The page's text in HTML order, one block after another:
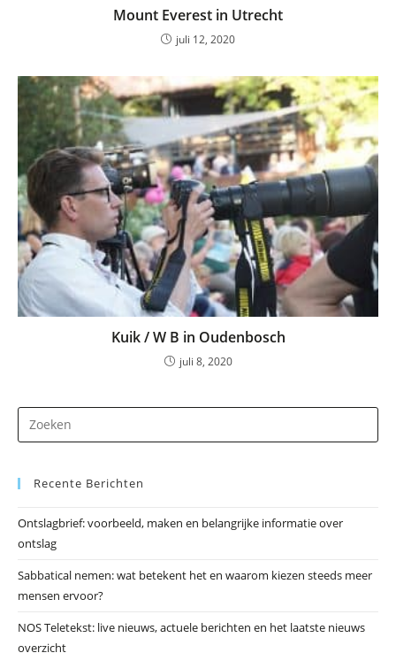
Mount Everest in Utrecht
juli 12, 2020
Kuik / W B in Oudenbosch
juli 8, 2020
op
Recente Berichten
Ontslagbrief: voorbeeld, maken en belangrijke informatie over
ontslag
Sabbatical nemen: wat betekent het en waarom kiezen steeds meer
mensen ervoor?
NOS Teletekst: live nieuws, actuele berichten en het laatste nieuws
overzicht